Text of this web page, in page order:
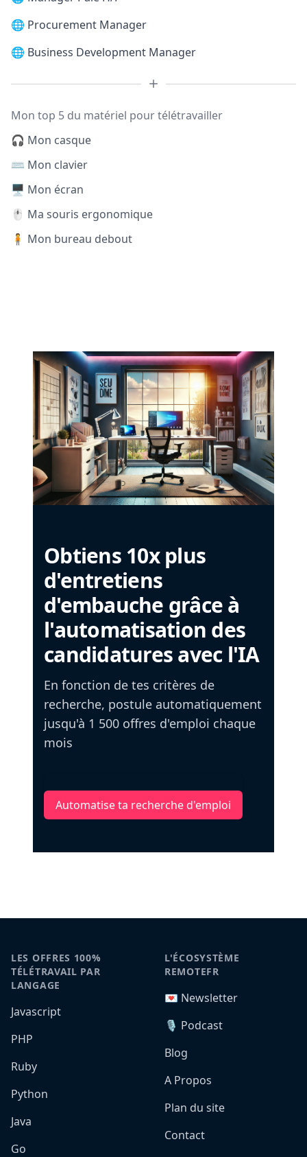
🌐 Procurement Manager
🌐 Business Development Manager
Mon top 5 du matériel pour télétravailler
🎧 Mon casque
⌨️ Mon clavier
🖥️ Mon écran
🖱️ Ma souris ergonomique
🧍 Mon bureau debout
Obtiens 10x plus
d'entretiens
d'embauche grâce à
l'automatisation des
candidatures avec l'IA
En fonction de tes critères de
recherche, postule automatiquement
jusqu'à 1 500 offres d'emploi chaque
mois
Automatise ta recherche d'emploi
LES OFFRES 100%
TÉLÉTRAVAIL PAR
LANGAGE
Javascript
PHP
Ruby
Python
Java
Go
L'ÉCOSYSTÈME
REMOTEFR
💌 Newsletter
🎙️ Podcast
Blog
A Propos
Plan du site
Contact